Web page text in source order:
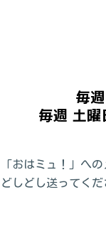
「おはミュ！」へ
どしどし送ってく